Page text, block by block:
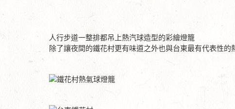
人行步道一整排都吊上熱汽球造型的彩繪燈籠
除了讓夜間的鐵花村更有味道之外也與台東最有代表性的